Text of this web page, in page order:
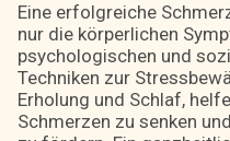
Eine erfolgreiche
nur die körperlichen
psychologischen und
Techniken zur
Erholung und Schlaf,
Schmerzen zu senken